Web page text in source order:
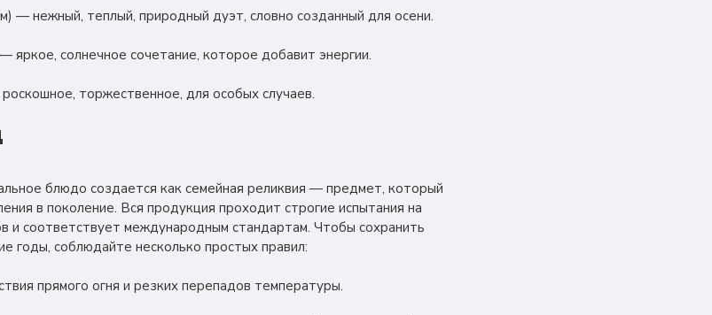
— нежный, теплый, природный дуэт, словно созданный для осени.
солнечное сочетание, которое добавит энергии.
торжественное, для особых случаев.
блюдо создается как семейная реликвия — предмет, который
в поколение. Вся продукция проходит строгие испытания на
и соответствует международным стандартам. Чтобы сохранить
годы, соблюдайте несколько простых правил:
прямого огня и резких перепадов температуры.